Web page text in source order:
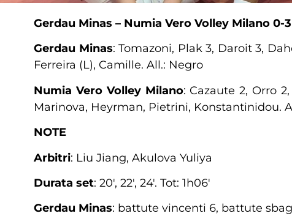
Gerdau Minas – Numia Vero Volley Milano 0-3
Gerdau Minas: Tomazoni, Plak 3, Daroit 3,
Ferreira (L), Camille. All.: Negro
Numia Vero Volley Milano: Cazaute 2, Orro
Marinova, Heyrman, Pietrini, Konstantinidou.
NOTE
Arbitri: Liu Jiang, Akulova Yuliya
Durata set: 20′, 22′, 24′. Tot: 1h06′
Gerdau Minas: battute vincenti 6, battute